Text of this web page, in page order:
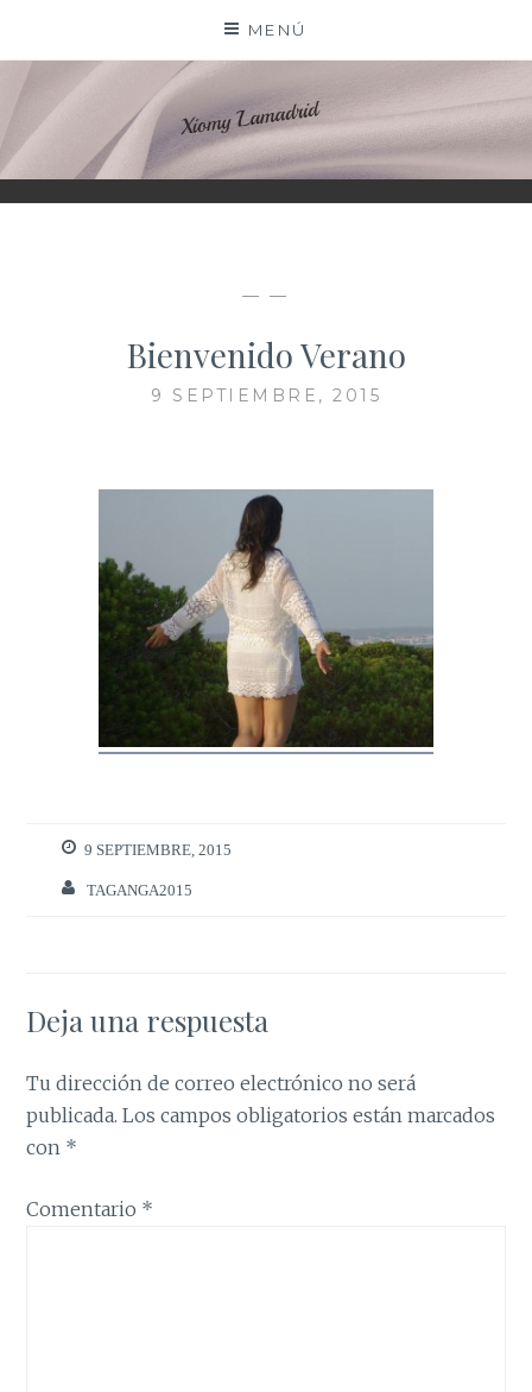
contenido
MENÚ
XIOMY LAMADRID
— —
Bienvenido Verano
9 SEPTIEMBRE, 2015
9 SEPTIEMBRE, 2015
TAGANGA2015
Deja una respuesta
Tu dirección de correo electrónico no será
publicada. Los campos obligatorios están marcados
con *
Comentario *